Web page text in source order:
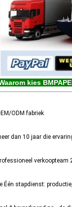
kies
ODM fabriek
dan 10 jaar die
verkoopteam
Één stapdienst: